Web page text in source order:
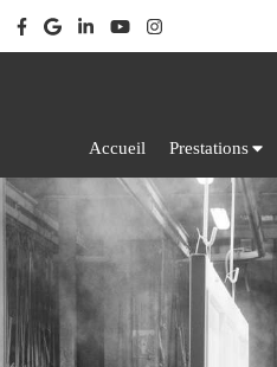
Accueil Prestations